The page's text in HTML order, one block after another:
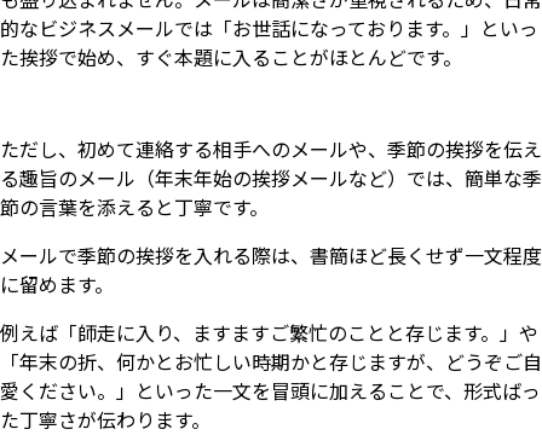
的なビジネスメールでは「お世話になっております。」といっ
た挨拶で始め、すぐ本題に入ることがほとんどです。
ただし、初めて連絡する相手へのメールや、季節の挨拶を伝え
る趣旨のメール（年末年始の挨拶メールなど）では、簡単な季
節の言葉を添えると丁寧です。
メールで季節の挨拶を入れる際は、書簡ほど長くせず一文程度
に留めます。
例えば「師走に入り、ますますご繁忙のことと存じます。」や
「年末の折、何かとお忙しい時期かと存じますが、どうぞご自
愛ください。」といった一文を冒頭に加えることで、形式ばっ
た丁寧さが伝わります。